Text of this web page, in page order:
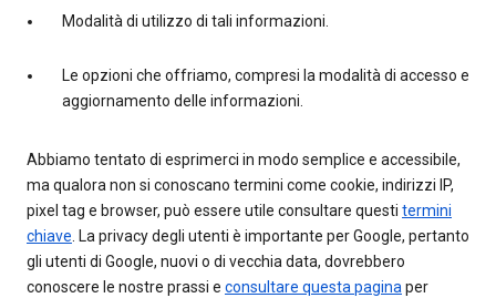
Modalità di utilizzo di tali informazioni.
Le opzioni che offriamo, compresi la modalità di accesso e
aggiornamento delle informazioni.
Abbiamo tentato di esprimerci in modo semplice e accessibile,
ma qualora non si conoscano termini come cookie, indirizzi IP,
pixel tag e browser, può essere utile consultare questi termini
chiave. La privacy degli utenti è importante per Google, pertanto
gli utenti di Google, nuovi o di vecchia data, dovrebbero
conoscere le nostre prassi e consultare questa paginaper